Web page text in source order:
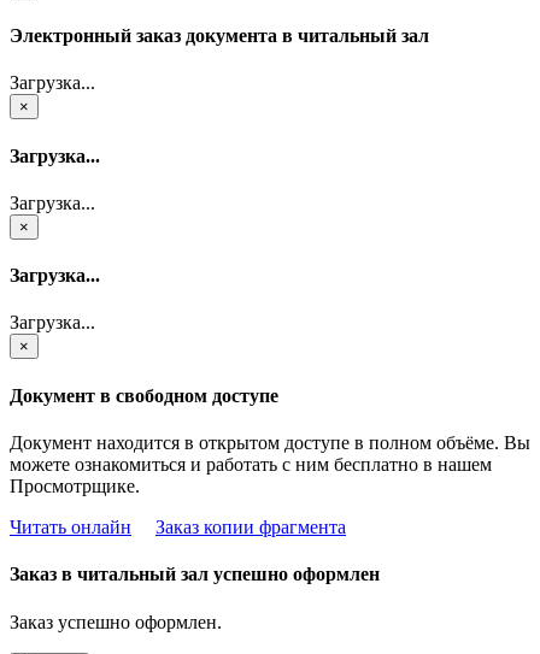
Электронный заказ документа в читальный зал
Загрузка...
×
Загрузка...
Загрузка...
×
Загрузка...
Загрузка...
×
Документ в свободном доступе
Документ находится в открытом доступе в полном объёме. Вы
можете ознакомиться и работать с ним бесплатно в нашем
Просмотрщике.
Читать онлайн
Заказ копии фрагмента
Заказ в читальный зал успешно оформлен
Заказ успешно оформлен.